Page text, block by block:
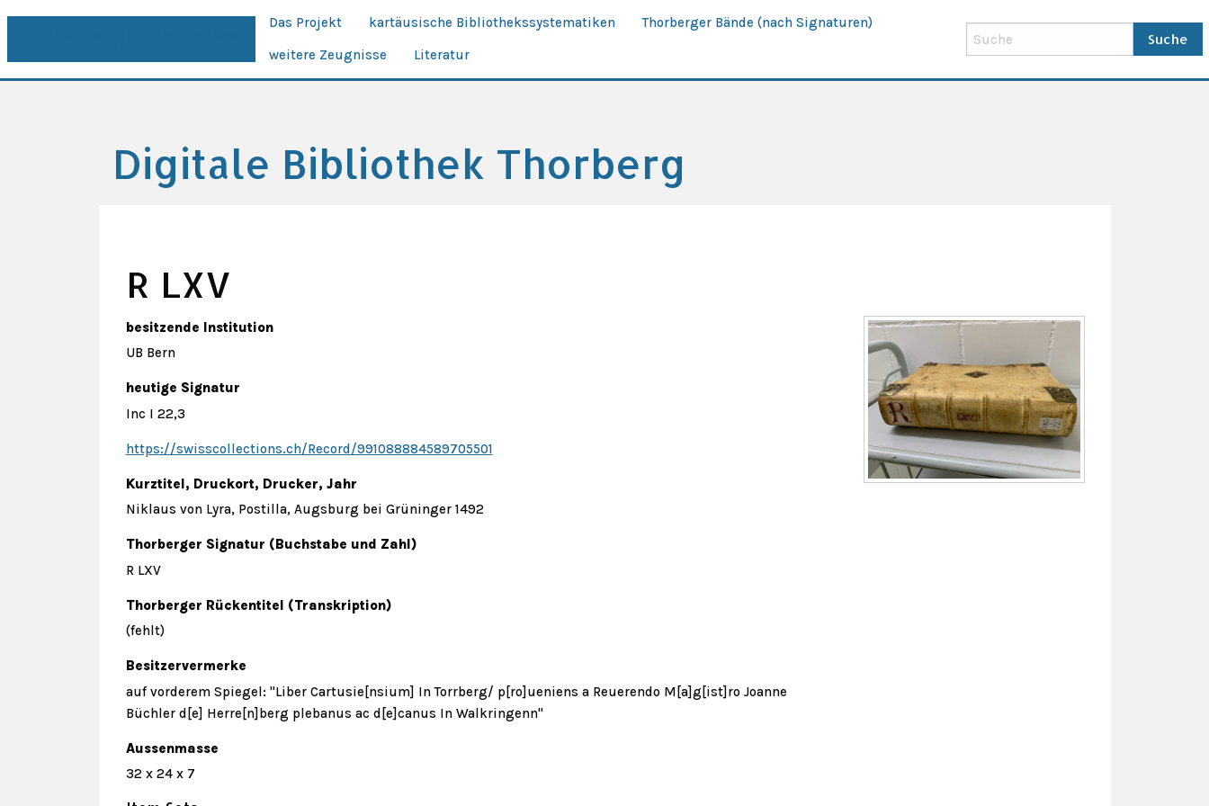
Das Projekt kartäusische Bibliothekssystematiken
Thorberger Bände (nach Signaturen)
weitere Zeugnisse
Literatur
Suche
Digitale Bibliothek Thorberg
R LXV
besitzende Institution
UB Bern
heutige Signatur
Inc I 22,3
https://swisscollections.ch/Record/991088884589705501
Kurztitel, Druckort, Drucker, Jahr
Niklaus von Lyra, Postilla, Augsburg bei Grüninger 1492
Thorberger Signatur (Buchstabe und Zahl)
R LXV
Thorberger Rückentitel (Transkription)
(fehlt)
Besitzervermerke
auf vorderem Spiegel: "Liber Cartusie[nsium] In Torrberg/ p[ro]ueniens a Reuerendo M[a]g[ist]ro Joanne
Büchler d[e] Herre[n]berg plebanus ac d[e]canus In Walkringenn"
Aussenmasse
32 x 24 x 7